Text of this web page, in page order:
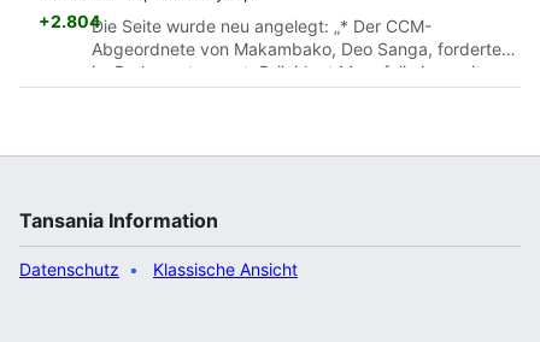
+2.804Die Seite wurde neu angelegt: „* Der CCM-
Abgeordnete von Makambako, Deo Sanga, forderte
im Parlament erneut, Präsident Magufuli eine weitere
Amtszeit einzuräumen. Er werde gebraucht. Maguf…“
Tansania Information
Datenschutz Klassische Ansicht